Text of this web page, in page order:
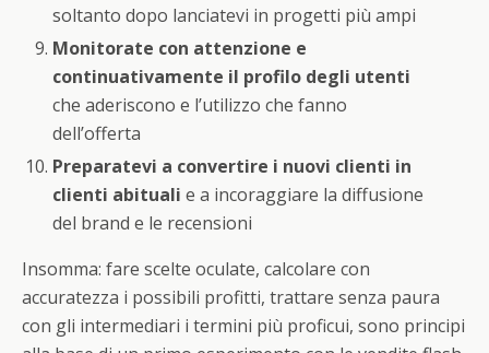
soltanto dopo lanciatevi in progetti più ampi
Monitorate con attenzione e
continuativamente il profilo degli utenti
che aderiscono e l’utilizzo che fanno
dell’offerta
Preparatevi a convertire i nuovi clienti in
clienti abituali e a incoraggiare la diffusione
del brand e le recensioni
Insomma: fare scelte oculate, calcolare con
accuratezza i possibili profitti, trattare senza paura
con gli intermediari i termini più proficui, sono principi